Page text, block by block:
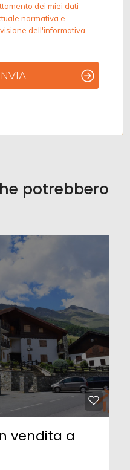
dei miei dati
normativa e
dell'informativa
potrebbero
vendita a